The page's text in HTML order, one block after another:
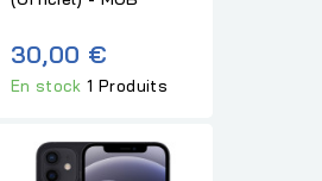
30,00 €
En stock1 Produits